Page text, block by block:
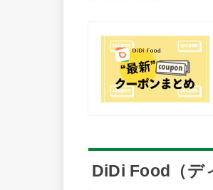
DiDi Food（デ